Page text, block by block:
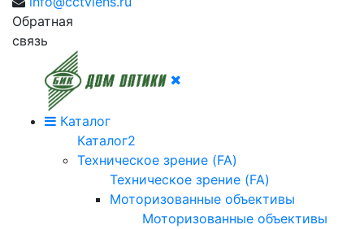
Обратная
связь
Каталог
Каталог2
Техническое зрение (FA)
Техническое зрение (FA)
Моторизованные объективы
Моторизованные объективы